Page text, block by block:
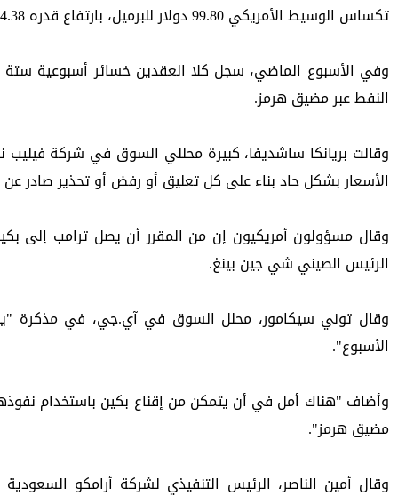
تكساس الوسيط الأمريكي 99.80 دولار للبرميل، بارتفاع قدره 4.38 دولار أو 4.59 بالمئة.
النفط عبر مضيق هرمز.
الأسعار بشكل حاد بناء على كل تعليق أو رفض أو تحذير صادر
الرئيس الصيني شي جين بينغ.
الأسبوع".
مضيق هرمز".